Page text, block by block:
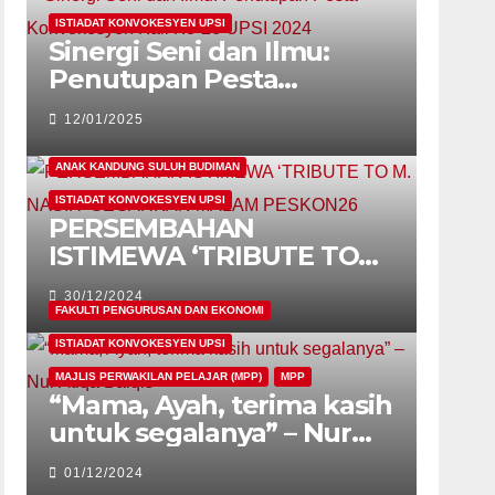
ISTIADAT KONVOKESYEN UPSI
Sinergi Seni dan Ilmu:
Penutupan Pesta
Konvokesyen Kali Ke-26
UPSI 2024
12/01/2025
ANAK KANDUNG SULUH BUDIMAN
ISTIADAT KONVOKESYEN UPSI
PERSEMBAHAN
ISTIMEWA ‘TRIBUTE TO
M. NASIR’ GEGARKAN
MALAM PESKON26
30/12/2024
FAKULTI PENGURUSAN DAN EKONOMI
ISTIADAT KONVOKESYEN UPSI
MAJLIS PERWAKILAN PELAJAR (MPP) MPP
“Mama, Ayah, terima kasih
untuk segalanya” – Nur
Atiqa Balqis
01/12/2024